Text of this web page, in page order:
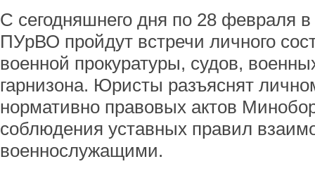
С сегодняшнего дня по 28 февраля
ПУрВО пройдут встречи личного
военной прокуратуры, судов,
гарнизона. Юристы разъяснят
нормативно правовых актов
соблюдения уставных правил
военнослужащими.